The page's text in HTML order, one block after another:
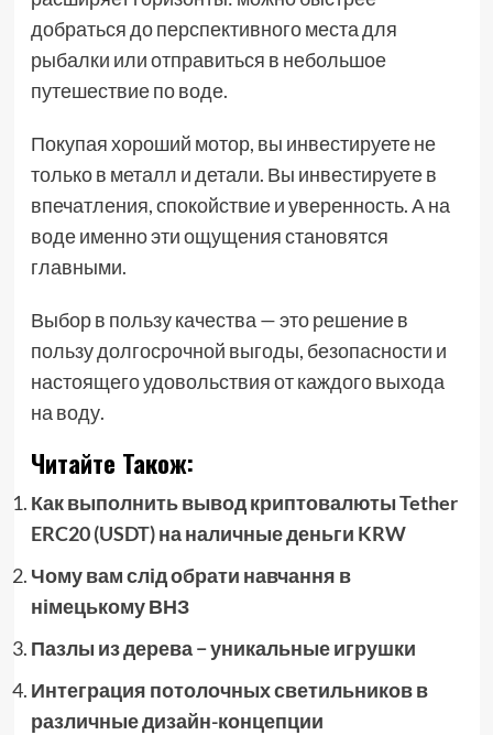
добраться до перспективного места для
рыбалки или отправиться в небольшое
путешествие по воде.
Покупая хороший мотор, вы инвестируете не
только в металл и детали. Вы инвестируете в
впечатления, спокойствие и уверенность. А на
воде именно эти ощущения становятся
главными.
Выбор в пользу качества — это решение в
пользу долгосрочной выгоды, безопасности и
настоящего удовольствия от каждого выхода
на воду.
Читайте Також:
Как выполнить вывод криптовалюты Tether
ERC20 (USDT) на наличные деньги KRW
Чому вам слід обрати навчання в
німецькому ВНЗ
Пазлы из дерева − уникальные игрушки
Интеграция потолочных светильников в
различные дизайн-концепции